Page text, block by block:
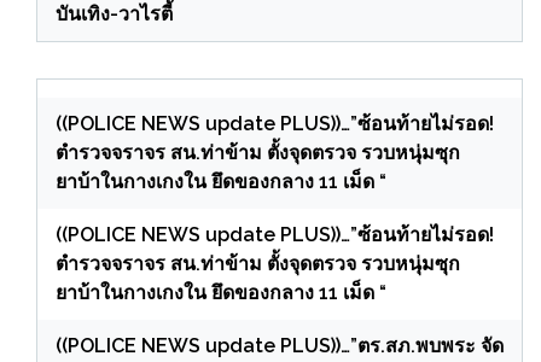
บันเทิง-วาไรตี้
((POLICE NEWS update PLUS))…”ซ้อนท้ายไม่รอด!
ตำรวจจราจร สน.ท่าข้าม ตั้งจุดตรวจ รวบหนุ่มซุก
ยาบ้าในกางเกงใน ยึดของกลาง 11 เม็ด “
((POLICE NEWS update PLUS))…”ซ้อนท้ายไม่รอด!
ตำรวจจราจร สน.ท่าข้าม ตั้งจุดตรวจ รวบหนุ่มซุก
ยาบ้าในกางเกงใน ยึดของกลาง 11 เม็ด “
((POLICE NEWS update PLUS))…”ตร.สภ.พบพระ จัด